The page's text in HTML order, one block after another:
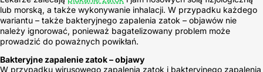
lub morską, a także wykonywanie inhalacji. W przypadku każdego
wariantu – także bakteryjnego zapalenia zatok – objawów nie
należy ignorować, ponieważ bagatelizowany problem może
prowadzić do poważnych powikłań.
Bakteryjne zapalenie zatok – objawy
W przypadku wirusowego zapalenia zatok i bakteryjnego zapalenia